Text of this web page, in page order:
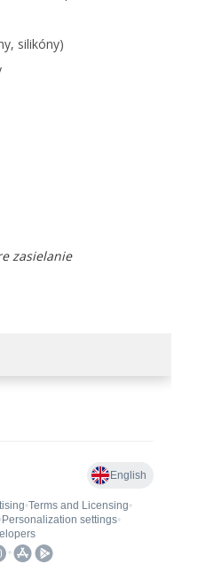
silikóny)
zasielanie